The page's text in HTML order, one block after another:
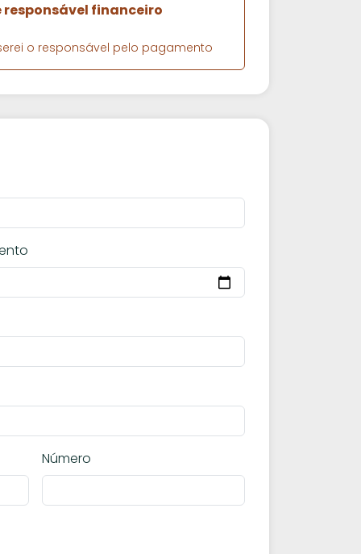
responsável financeiro
o responsável pelo pagamento
Número